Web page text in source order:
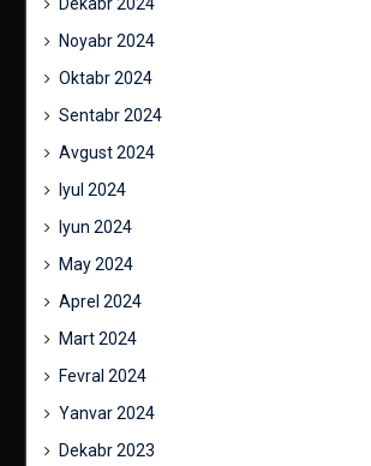
Noyabr 2024
Oktabr 2024
Sentabr 2024
Avgust 2024
Iyul 2024
Iyun 2024
May 2024
Aprel 2024
Mart 2024
Fevral 2024
Yanvar 2024
Dekabr 2023